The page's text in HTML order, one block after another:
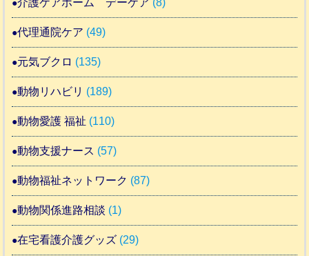
代理通院ケア (49)
元気ブクロ (135)
動物リハビリ (189)
動物愛護 福祉 (110)
動物支援ナース (57)
動物福祉ネットワーク (87)
動物関係進路相談 (1)
在宅看護介護グッズ (29)